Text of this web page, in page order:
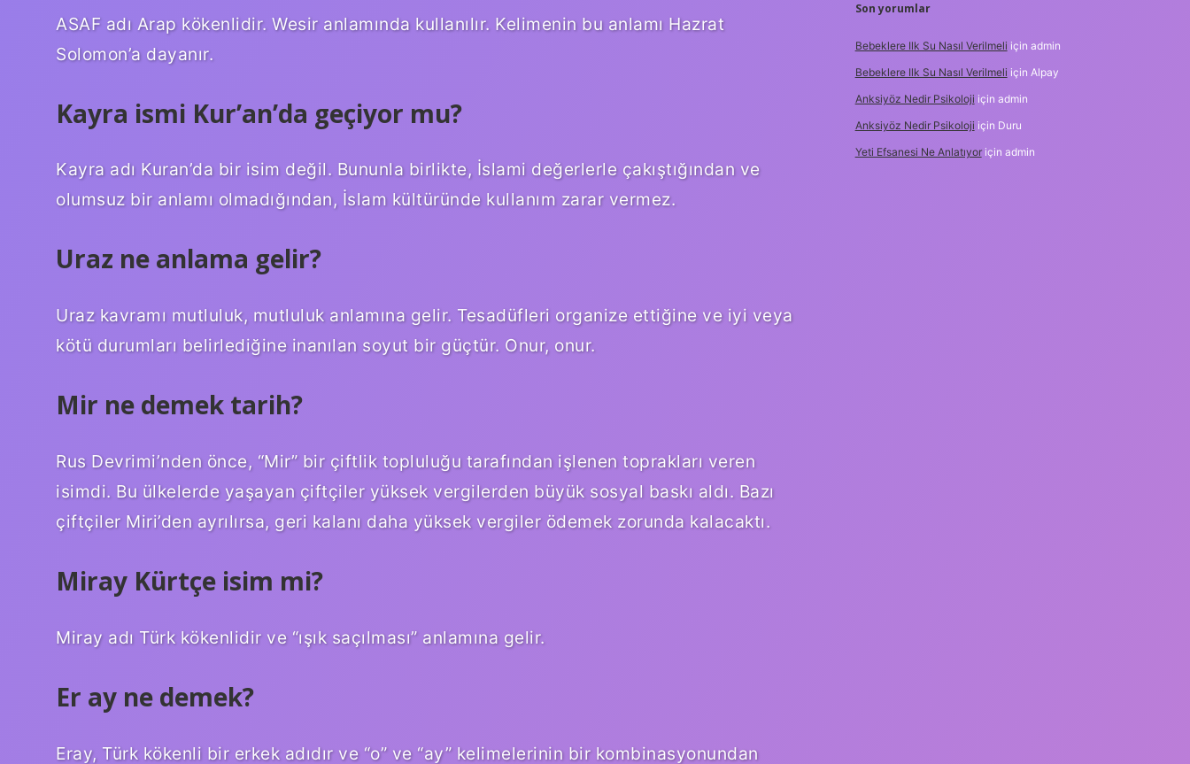
ASAF adı Arap kökenlidir. Wesir anlamında kullanılır. Kelimenin bu anlamı Hazrat
Solomon’a dayanır.
Kayra ismi Kur’an’da geçiyor mu?
Kayra adı Kuran’da bir isim değil. Bununla birlikte, İslami değerlerle çakıştığından ve
olumsuz bir anlamı olmadığından, İslam kültüründe kullanım zarar vermez.
Uraz ne anlama gelir?
Uraz kavramı mutluluk, mutluluk anlamına gelir. Tesadüfleri organize ettiğine ve iyi veya
kötü durumları belirlediğine inanılan soyut bir güçtür. Onur, onur.
Mir ne demek tarih?
Rus Devrimi’nden önce, “Mir” bir çiftlik topluluğu tarafından işlenen toprakları veren
isimdi. Bu ülkelerde yaşayan çiftçiler yüksek vergilerden büyük sosyal baskı aldı. Bazı
çiftçiler Miri’den ayrılırsa, geri kalanı daha yüksek vergiler ödemek zorunda kalacaktı.
Miray Kürtçe isim mi?
Miray adı Türk kökenlidir ve “ışık saçılması” anlamına gelir.
Er ay ne demek?
Eray, Türk kökenli bir erkek adıdır ve “o” ve “ay” kelimelerinin bir kombinasyonundan
Son yorumlar
Bebeklere Ilk Su Nasıl Verilmeli için admin
Bebeklere Ilk Su Nasıl Verilmeli için Alpay
Anksiyöz Nedir Psikoloji için admin
Anksiyöz Nedir Psikoloji için Duru
Yeti Efsanesi Ne Anlatıyoriçin admin